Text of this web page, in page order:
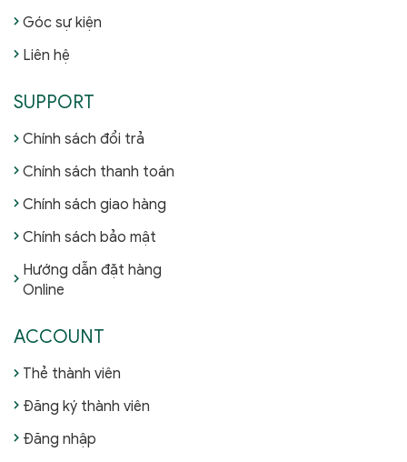
Góc sự kiện
Liên hệ
SUPPORT
Chính sách đổi trả
Chính sách thanh toán
Chính sách giao hàng
Chính sách bảo mật
Hướng dẫn đặt hàng
Online
ACCOUNT
Thẻ thành viên
Đăng ký thành viên
Đăng nhập